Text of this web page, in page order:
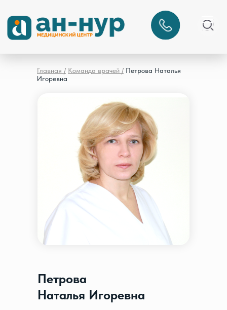
Петрова
Наталья Игоревна
Главная / Команда врачей / Петрова Наталья
Игоревна